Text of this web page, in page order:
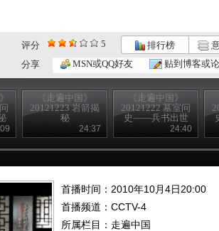
评分 5 排行榜
分享
MSN或QQ好友 贴到博客或
《走遍中国》
20121223 岩箭揭
秘
24:37
《走遍中国》
20121222 墓室问
史——兵书出世
24:40
首播时间：2010年10月4日20:00
首播频道： CCTV-4
所属栏目： 走遍中国